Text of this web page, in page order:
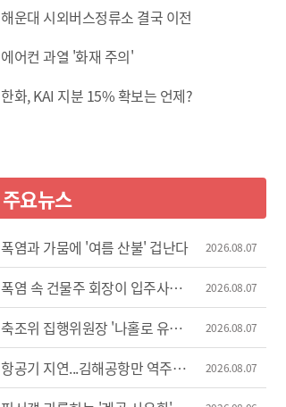
해운대 시외버스정류소 결국 이전
에어컨 과열 '화재 주의'
한화, KAI 지분 15% 확보는 언제?
주요뉴스
폭염과 가뭄에 '여름 산불' 겁난다 2026.08.07
폭염 속 건물주 회장이 입주사
에어컨 차단
2026.08.07
축조위 집행위원장 '나홀로 유럽
출장'
2026.08.07
항공기 지연...김해공항만 역주행
증가세
2026.08.07